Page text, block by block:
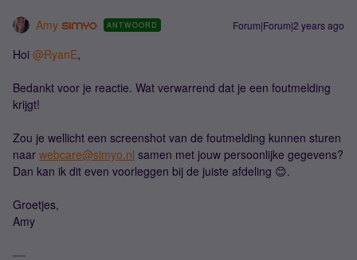
Amy ANTWOORD Forum|Forum|2 years ago
Hoi @RyanE,
Bedankt voor je reactie. Wat verwarrend dat je een foutmelding
krijgt!
Zou je wellicht een screenshot van de foutmelding kunnen sturen
naar webcare@simyo.nl samen met jouw persoonlijke gegevens?
Dan kan ik dit even voorleggen bij de juiste afdeling 😊.
Groetjes,
Amy